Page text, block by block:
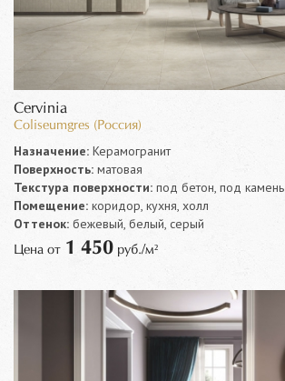
Cervinia
Coliseumgres (Россия)
Назначение: Керамогранит
Поверхность: матовая
Текстура поверхности: под бетон, под камень
Помещение: коридор, кухня, холл
Оттенок: бежевый, белый, серый
Цена от 1 450 руб./м²